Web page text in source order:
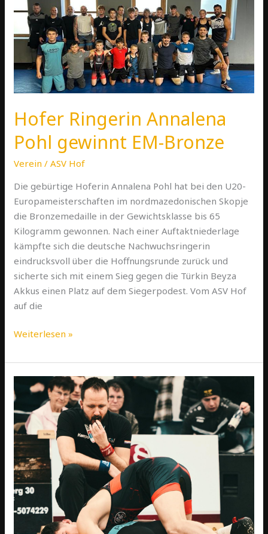
Hofer Ringerin Annalena
Pohl gewinnt EM-Bronze
Verein /ASV Hof
Die gebürtige Hoferin Annalena Pohl hat bei den U20-
Europameisterschaften im nordmazedonischen Skopje
die Bronzemedaille in der Gewichtsklasse bis 65
Kilogramm gewonnen. Nach einer Auftaktniederlage
kämpfte sich die deutsche Nachwuchsringerin
eindrucksvoll über die Hoffnungsrunde zurück und
sicherte sich mit einem Sieg gegen die Türkin Beyza
Akkus einen Platz auf dem Siegerpodest. Vom ASV Hof
auf die
Pohl
gewinnt
EM-
Bronze
Weiterlesen »
Hof
II
steigt
in
die
Bayernliga
auf
–
Ziel